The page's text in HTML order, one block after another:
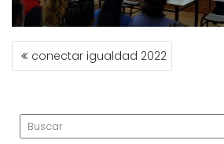
NAVEGACIÓN
DEconectar igualdad 2022